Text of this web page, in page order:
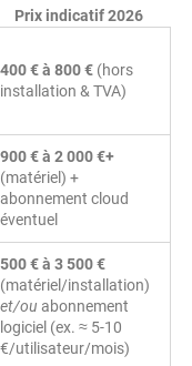
Prix indicatif 2026
400 € à 800 € (hors
installation & TVA)
900 € à 2 000 €+
(matériel) +
abonnement cloud
éventuel
500 € à 3 500 €
(matériel/installation)
et/ou abonnement
logiciel (ex. ≈ 5-10
€/utilisateur/mois)